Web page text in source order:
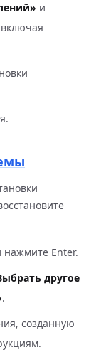
и
нажмите Enter.
другое
.
созданную